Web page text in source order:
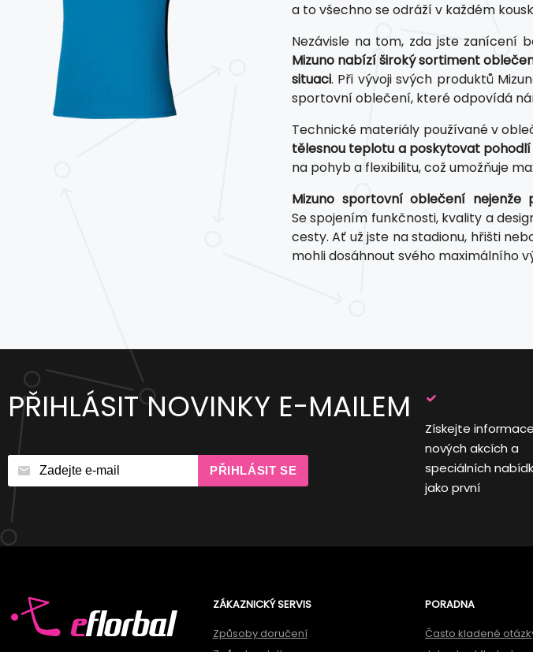
a to všechno se odráží v každém
Nezávisle na tom, zda jste zanícení
Mizuno nabízí široký sortiment
situaci. Při vývoji svých produktů
sportovní oblečení, které odpovídá
Technické materiály používané v
tělesnou teplotu a poskytovat
na pohyb a flexibilitu, což umožňuje
Mizuno sportovní oblečení nejenže
Se spojením funkčnosti, kvality a
cesty. Ať už jste na stadionu, hřišti
mohli dosáhnout svého maximálního
PŘIHLÁSIT NOVINKY E-MAILEM
PŘIHLÁSIT SE
Získejte
nových akcích a
speciálních
jako první
ZÁKAZNICKÝ SERVIS
Způsoby doručení
PORADNA
Často kladené